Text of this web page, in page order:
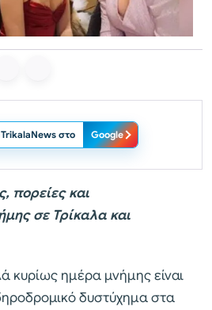
στο Google
πορείες και
σε Τρίκαλα και
κυρίως ημέρα μνήμης είναι
δυστύχημα στα